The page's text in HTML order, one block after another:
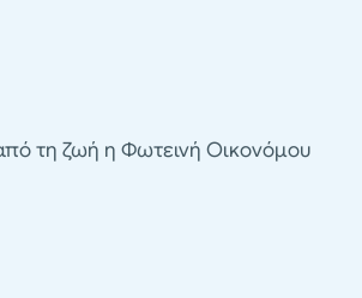
τη ζωή η Φωτεινή Οικονόμου